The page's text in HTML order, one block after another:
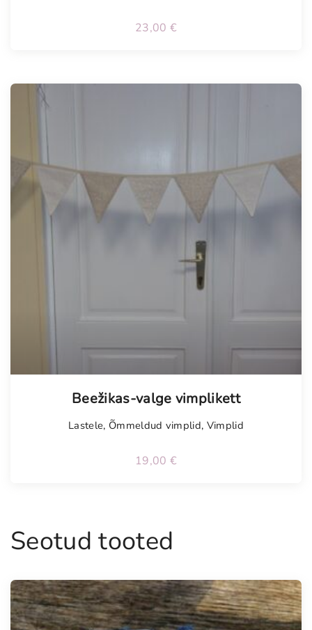
23,00 €
Beežikas-valge vimplikett
Lastele, Õmmeldud vimplid, Vimplid
19,00 €
Seotud tooted